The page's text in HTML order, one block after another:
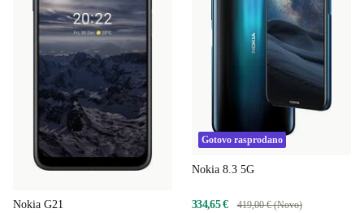
Nokia G21
Gotovo rasprodano
Nokia 8.3 5G
334,65 € 419,00 € (Novo)